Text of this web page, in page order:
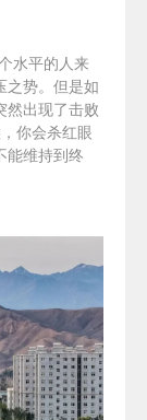
水平的人来
之势。但是如
然出现了击败
你会杀红眼
能维持到终